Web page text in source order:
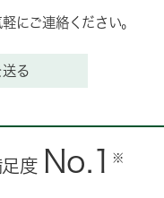
にご連絡ください。
る
度 No.1 ※